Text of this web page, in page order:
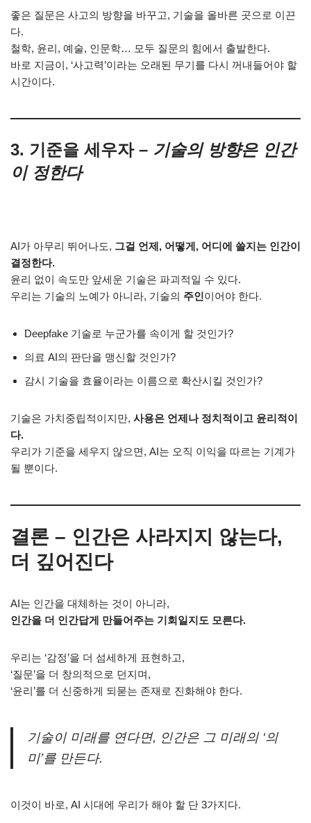
좋은 질문은 사고의 방향을 바꾸고, 기술을 올바른 곳으로 이끈
다.
철학, 윤리, 예술, 인문학… 모두 질문의 힘에서 출발한다.
바로 지금이, ‘사고력’이라는 오래된 무기를 다시 꺼내들어야 할
시간이다.
3. 기준을 세우자 – 기술의 방향은 인간
이 정한다
AI가 아무리 뛰어나도, 그걸 언제, 어떻게, 어디에 쓸지는 인간이
결정한다.
윤리 없이 속도만 앞세운 기술은 파괴적일 수 있다.
우리는 기술의 노예가 아니라, 기술의 주인이어야 한다.
Deepfake 기술로 누군가를 속이게 할 것인가?
의료 AI의 판단을 맹신할 것인가?
감시 기술을 효율이라는 이름으로 확산시킬 것인가?
기술은 가치중립적이지만, 사용은 언제나 정치적이고 윤리적이
다.
우리가 기준을 세우지 않으면, AI는 오직 이익을 따르는 기계가
될 뿐이다.
결론 – 인간은 사라지지 않는다,
더 깊어진다
AI는 인간을 대체하는 것이 아니라,
인간을 더 인간답게 만들어주는 기회일지도 모른다.
우리는 ‘감정’을 더 섬세하게 표현하고,
‘질문’을 더 창의적으로 던지며,
‘윤리’를 더 신중하게 되묻는 존재로 진화해야 한다.
기술이 미래를 연다면, 인간은 그 미래의 ‘의
미’를 만든다.
이것이 바로, AI 시대에 우리가 해야 할 단 3가지다.